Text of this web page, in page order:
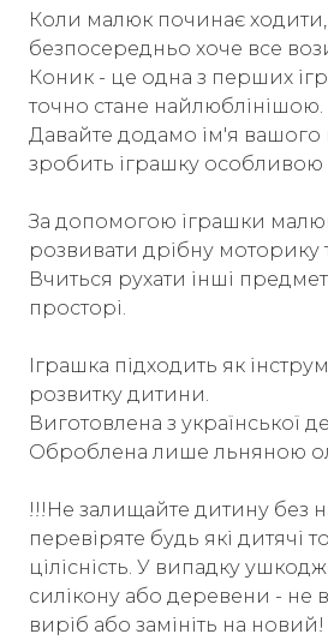
Коли малюк починає ходити,
безпосередньо хоче все
Коник - це одна з перших
точно стане найлюблінішою.
Давайте додамо ім'я вашого
зробить іграшку особливою
За допомогою іграшки
розвивати дрібну моторику
Вчиться рухати інші
просторі.
Іграшка підходить як
розвитку дитини.
Виготовлена з української
Оброблена лише льняною
!!!Не залищайте дитину без
перевіряте будь які дитячі
цілісність. У випадку
силікону або деревени - не
виріб або замініть на